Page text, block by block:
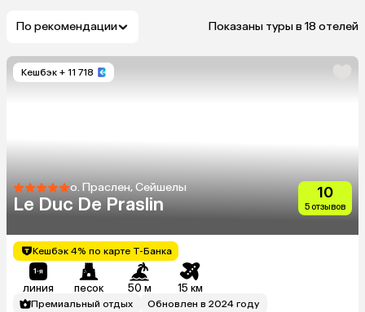
По рекомендации Показаны туры в 18 отелей
Кешбэк + 11 718
о. Праслен, Сейшелы
Le Duc De Praslin
10
5 отзывов
Кешбэк 4% по карте Т-Банка
линия песок 50 м 15 км
Премиальный отдых Обновлен в 2024 году